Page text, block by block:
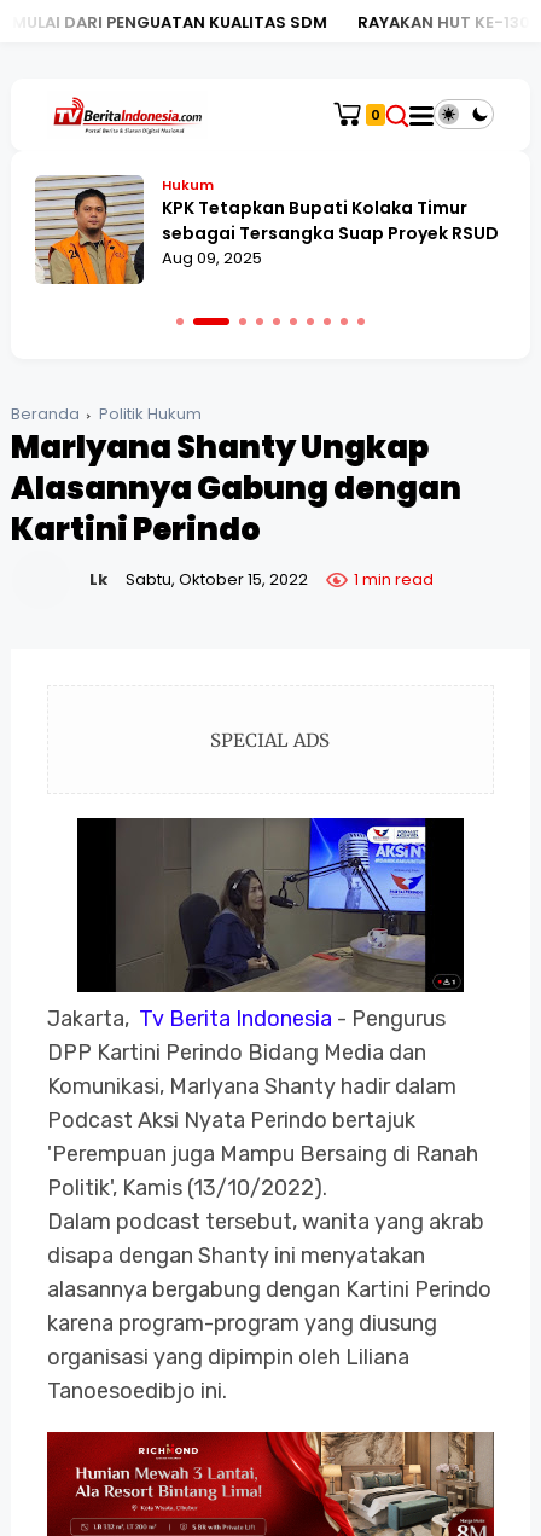
KUALITAS SDM RAYAKAN HUT KE-130, BRI KC
0
Hukum
KPK Tetapkan Bupati Kolaka Timur
sebagai Tersangka Suap Proyek RSUD
Aug 09, 2025
Beranda Politik Hukum
Marlyana Shanty Ungkap
Alasannya Gabung dengan
Kartini Perindo
Lk Sabtu, Oktober 15, 2022 1 min read
SPECIAL ADS
Jakarta, Tv Berita Indonesia - Pengurus
DPP Kartini Perindo Bidang Media dan
Komunikasi, Marlyana Shanty hadir dalam
Podcast Aksi Nyata Perindo bertajuk
'Perempuan juga Mampu Bersaing di Ranah
Politik', Kamis (13/10/2022).
Dalam podcast tersebut, wanita yang akrab
disapa dengan Shanty ini menyatakan
alasannya bergabung dengan Kartini Perindo
karena program-program yang diusung
organisasi yang dipimpin oleh Liliana
Tanoesoedibjo ini.